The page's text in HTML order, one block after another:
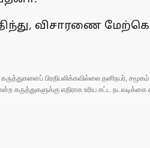
விசாரணை
பிரதிபலிக்கவில்லை.தனிநபர்,
எதிராக உரிய சட்ட நடவடிக்கை